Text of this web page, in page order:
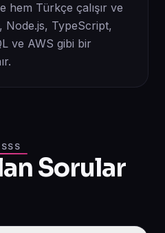
hem Türkçe çalışır ve
Node.js, TypeScript,
ve AWS gibi bir
SSS
Sorular